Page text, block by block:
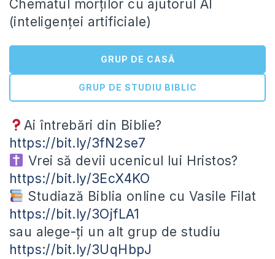
Chematul morților cu ajutorul AI
(inteligenței artificiale)
GRUP DE CASĂ
GRUP DE STUDIU BIBLIC
Ai întrebări din Biblie?
https://bit.ly/3fN2se7
Vrei să devii ucenicul lui Hristos?
https://bit.ly/3EcX4KO
Studiază Biblia online cu Vasile Filat
https://bit.ly/3OjfLA1
sau alege-ți un alt grup de studiu
https://bit.ly/3UqHbpJ